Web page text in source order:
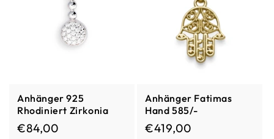
Anhänger 925
Rhodiniert Zirkonia
Normaler Preis
€84,00
Anhänger Fatimas
Hand 585/-
Normaler Preis
€419,00